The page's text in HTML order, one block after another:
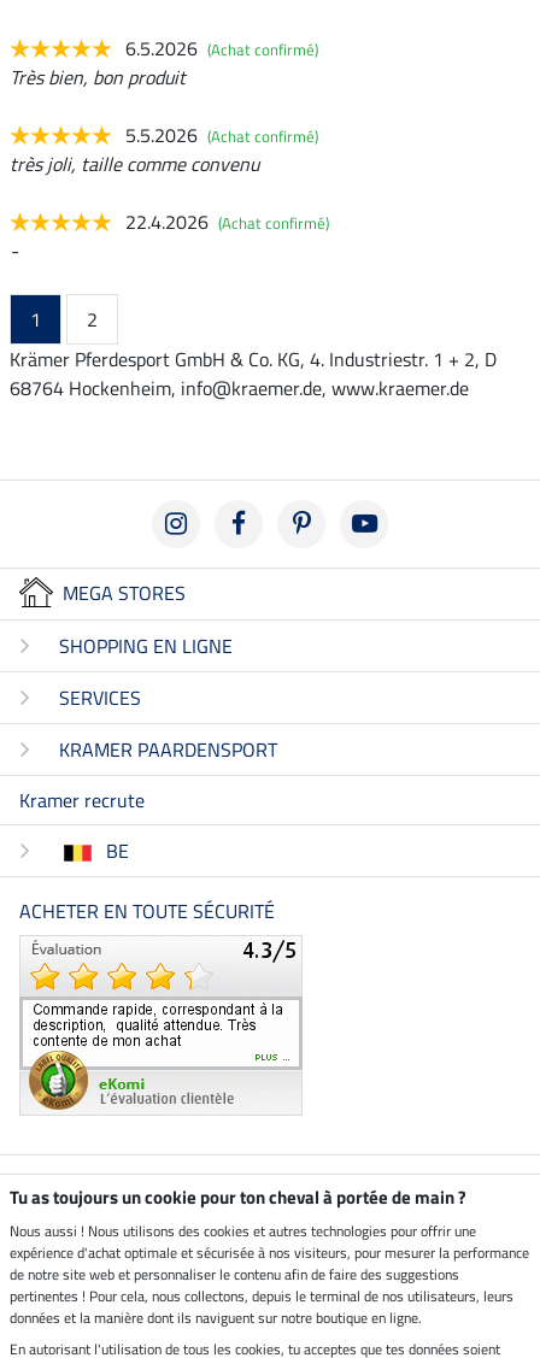
6.5.2026 (Achat confirmé)
Très bien, bon produit
5.5.2026 (Achat confirmé)
très joli, taille comme convenu
22.4.2026 (Achat confirmé)
-
1
2
Krämer Pferdesport GmbH & Co. KG, 4. Industriestr. 1 + 2, D
68764 Hockenheim, info@kraemer.de, www.kraemer.de
MEGA STORES
SHOPPING EN LIGNE
SERVICES
KRAMER PAARDENSPORT
Kramer recrute
BE
ACHETER EN TOUTE SÉCURITÉ
Boutique climatiquement
neutre
Livraison par
Tu as toujours un cookie pour ton cheval à portée de main ?
Nous aussi ! Nous utilisons des cookies et autres technologies pour offrir une
expérience d'achat optimale et sécurisée à nos visiteurs, pour mesurer la performance
de notre site web et personnaliser le contenu afin de faire des suggestions
pertinentes ! Pour cela, nous collectons, depuis le terminal de nos utilisateurs, leurs
données et la manière dont ils naviguent sur notre boutique en ligne.
En autorisant l'utilisation de tous les cookies, tu acceptes que tes données soient